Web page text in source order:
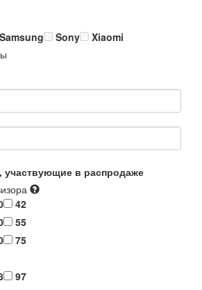
Samsung Sony
Xiaomi
участвующие в распродаже
42
55
75
97